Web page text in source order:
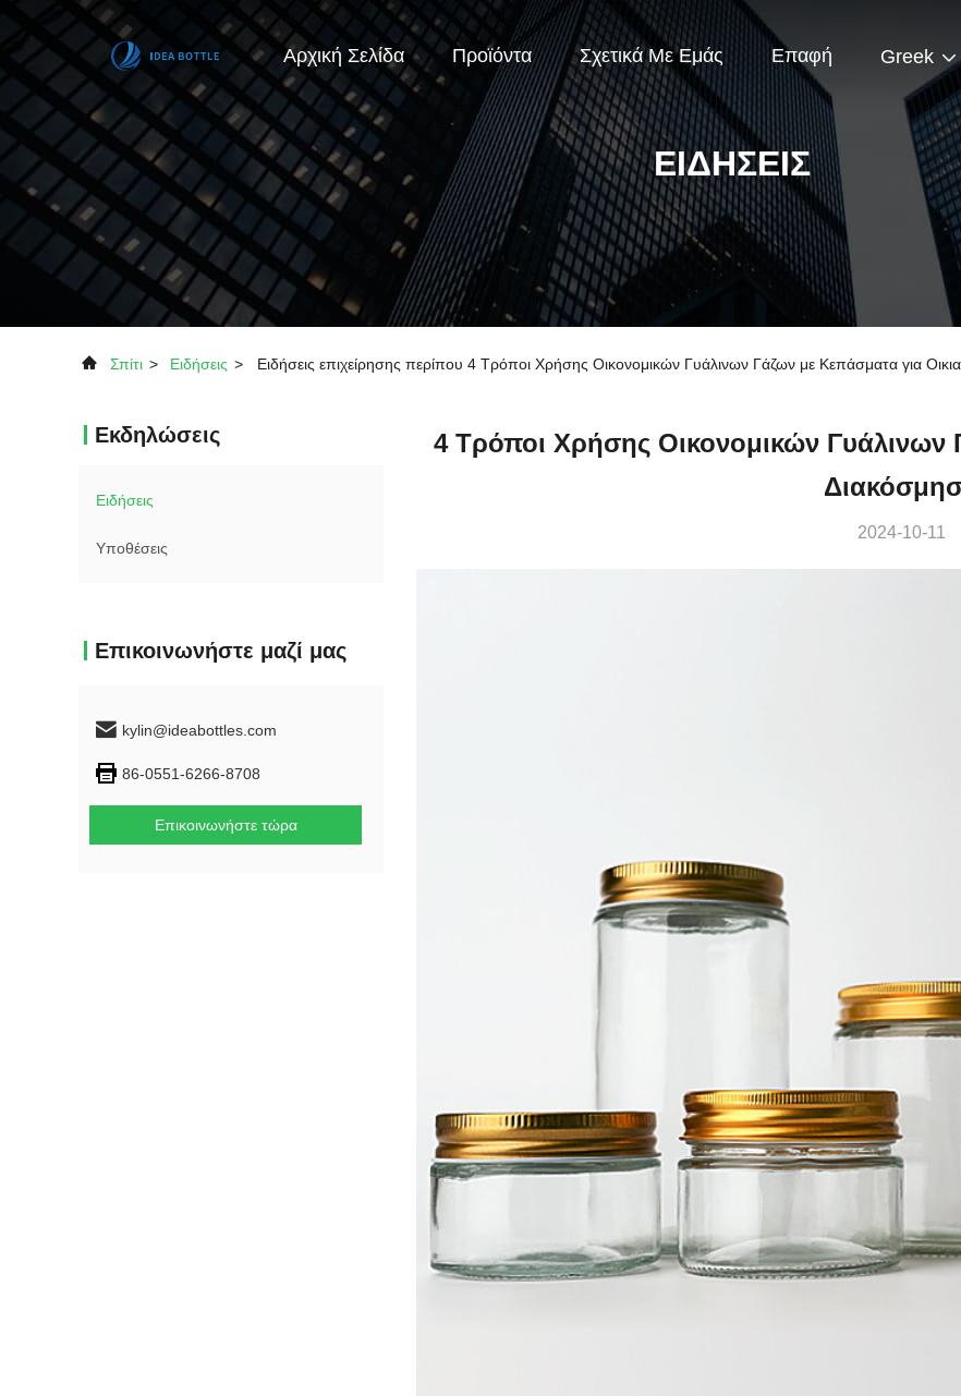
Αρχική Σελίδα Προϊόντα Σχετικά Με Εμάς Επαφή Greek
ΕΙΔΉΣΕΙΣ
Σπίτι > Ειδήσεις > Ειδήσεις επιχείρησης περίπου 4 Τρόποι Χρήσης Οικονομικών Γυάλινων Γάζων με Κεπάσματα για
Εκδηλώσεις
Ειδήσεις
Υποθέσεις
Επικοινωνήστε μαζί μας
kylin@ideabottles.com
86-0551-6266-8708
Επικοινωνήστε τώρα
4 Τρόποι Χρήσης Οικονομικών Γυάλινων
2024-10-11